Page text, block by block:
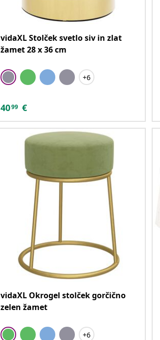
vidaXL Stolček svetlo siv in zlat
žamet 28 x 36 cm
+6
4099 €
vidaXL Okrogel stolček gorčično
zelen žamet
+6